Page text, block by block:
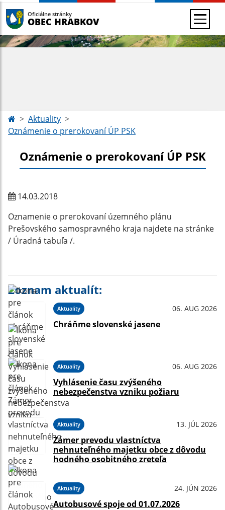
Oficiálne stránky
OBEC HRABKOV
Aktuality
Oznámenie o prerokovaní ÚP PSK
Oznámenie o prerokovaní ÚP PSK
14.03.2018
Oznamenie o prerokovaní územného plánu
Prešovského samospravného kraja najdete na stránke
/ Úradná tabuľa /.
Zoznam aktualít:
Aktuality 06. AUG 2026
Chráňme slovenské jasene
Aktuality 06. AUG 2026
Vyhlásenie času zvýšeného
nebezpečenstva vzniku požiaru
Aktuality 13. JÚL 2026
Zámer prevodu vlastníctva
nehnuteľného majetku obce z dôvodu
hodného osobitného zreteľa
Aktuality 24. JÚN 2026
Autobusové spoje od 01.07.2026